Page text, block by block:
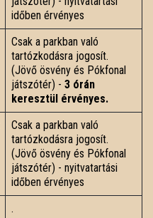
időben érvényes
Csak a parkban való
tartózkodásra jogosít.
(Jövő ösvény és Pókfonal
játszótér) - 3 órán
keresztül érvényes.
Csak a parkban való
tartózkodásra jogosít.
(Jövő ösvény és Pókfonal
játszótér) - nyitvatartási
időben érvényes
.